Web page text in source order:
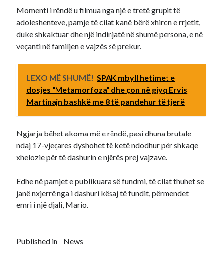
Momenti i rëndë u filmua nga një e tretë grupit të
adoleshenteve, pamje të cilat kanë bërë xhiron e rrjetit,
duke shkaktuar dhe një indinjatë në shumë persona, e në
veçanti në familjen e vajzës së prekur.
LEXO MË SHUMË! SPAK mbyll hetimet e
dosjes “Metamorfoza” dhe çon në gjyq Ervis
Martinajn bashkë me 8 të pandehur të tjerë
Ngjarja bëhet akoma më e rëndë, pasi dhuna brutale
ndaj 17-vjeçares dyshohet të ketë ndodhur për shkaqe
xhelozie për të dashurin e njërës prej vajzave.
Edhe në pamjet e publikuara së fundmi, të cilat thuhet se
janë nxjerrë nga i dashuri kësaj të fundit, përmendet
emri i një djali, Mario.
Published in News